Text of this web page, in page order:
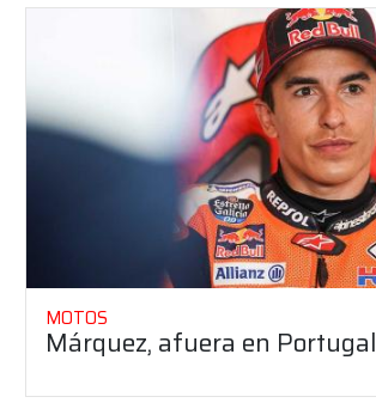
MOTOS
Márquez, afuera en Portugal